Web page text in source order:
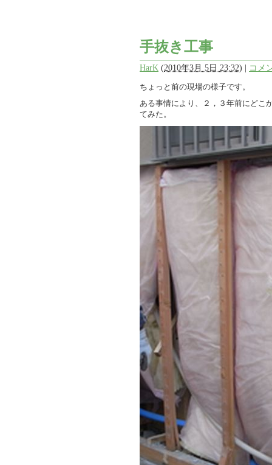
手抜き工事
HarK (2010年3月 5日 23:32) | コメ
ちょっと前の現場の様子です。
ある事情により、２，３年前にどこ
てみた。